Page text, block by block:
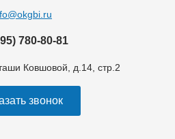
780-80-81
Ковшовой, д.14, стр.2
звонок